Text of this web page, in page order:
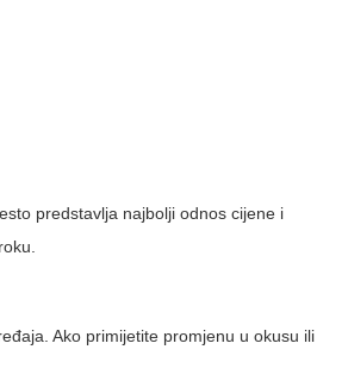
predstavlja najbolji odnos cijene i
Ako primijetite promjenu u okusu ili